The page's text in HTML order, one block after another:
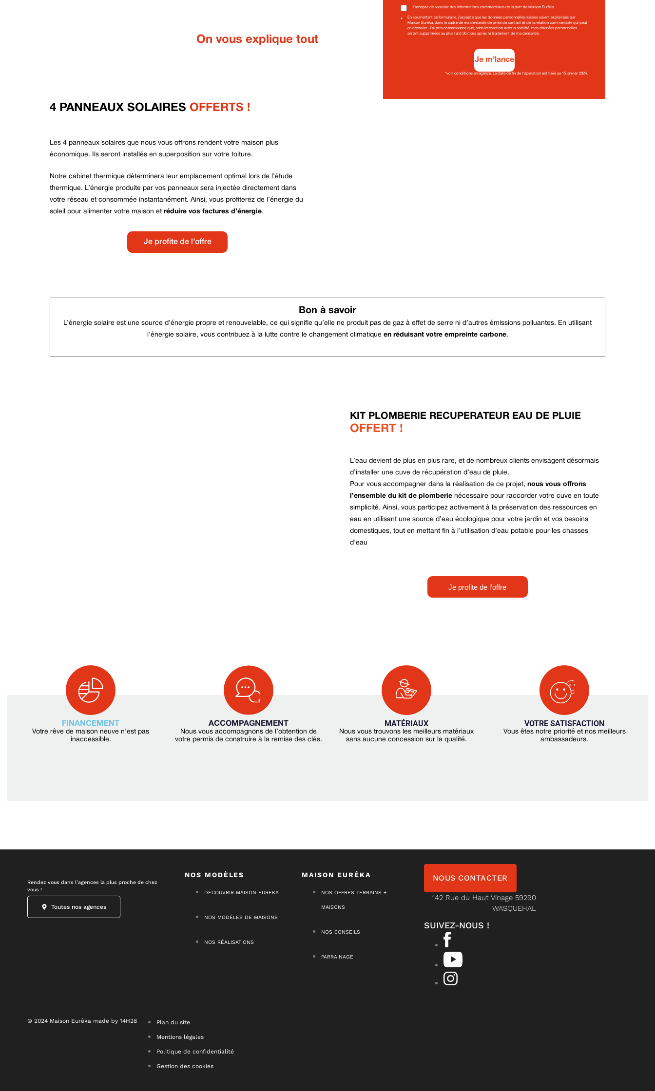
J’accepte de recevoir des informations commerciales de la part de Maison Eurêka.
En soumettant ce formulaire, j’accepte que les données personnelles saisies soient exploitées par
Maison Eurêka, dans le cadre de ma demande de prise de contact et de la relation commerciale qui peut
en découler. J’ai pris connaissance que, sans interaction avec la société, mes données personnelles
seront supprimées au plus tard 36 mois après le traitement de ma demande.
Je m’lance
*voir conditions en agence. La date de fin de l'opération est fixée au 15 janvier 2024.
On vous explique tout
4 PANNEAUX SOLAIRES OFFERTS !
Les 4 panneaux solaires que nous vous offrons rendent votre maison plus
économique. Ils seront installés en superposition sur votre toiture.
Notre cabinet thermique déterminera leur emplacement optimal lors de l’étude
thermique. L’énergie produite par vos panneaux sera injectée directement dans
votre réseau et consommée instantanément. Ainsi, vous profiterez de l’énergie du
soleil pour alimenter votre maison et réduire vos factures d’énergie.
Je profite de l’offre
Bon à savoir
L’énergie solaire est une source d’énergie propre et renouvelable, ce qui signifie qu’elle ne produit pas de gaz à effet de serre ni d’autres émissions polluantes. En utilisant
l’énergie solaire, vous contribuez à la lutte contre le changement climatique en réduisant votre empreinte carbone.
KIT PLOMBERIE RECUPERATEUR EAU DE PLUIE
OFFERT !
L’eau devient de plus en plus rare, et de nombreux clients envisagent désormais
d’installer une cuve de récupération d’eau de pluie.
Pour vous accompagner dans la réalisation de ce projet, nous vous offrons
l’ensemble du kit de plomberienécessaire pour raccorder votre cuve en toute
simplicité. Ainsi, vous participez activement à la préservation des ressources en
eau en utilisant une source d’eau écologique pour votre jardin et vos besoins
domestiques, tout en mettant fin à l’utilisation d’eau potable pour les chasses
d’eau
Je profite de l’offre
FINANCEMENT
Votre rêve de maison neuve n’est pas
inaccessible.
ACCOMPAGNEMENT
Nous vous accompagnons de l’obtention de
votre permis de construire à la remise des clés.
MATÉRIAUX
Nous vous trouvons les meilleurs matériaux
sans aucune concession sur la qualité.
VOTRE SATISFACTION
Vous êtes notre priorité et nos meilleurs
ambassadeurs.
Rendez vous dans l’agences la plus proche de chez
vous !
Toutes nos agences
NOS MODÈLES
DÉCOUVRIR MAISON EUREKA
NOS MODÈLES DE MAISONS
NOS RÉALISATIONS
MAISON EURÊKA
NOS OFFRES TERRAINS +
MAISONS
NOS CONSEILS
PARRAINAGE
NOUS CONTACTER
142 Rue du Haut Vinage 59290
WASQUEHAL
SUIVEZ-NOUS !
© 2024 Maison Eurêka made by 14H28 Plan du site
Mentions légales
Politique de confidentialité
Gestion des cookies